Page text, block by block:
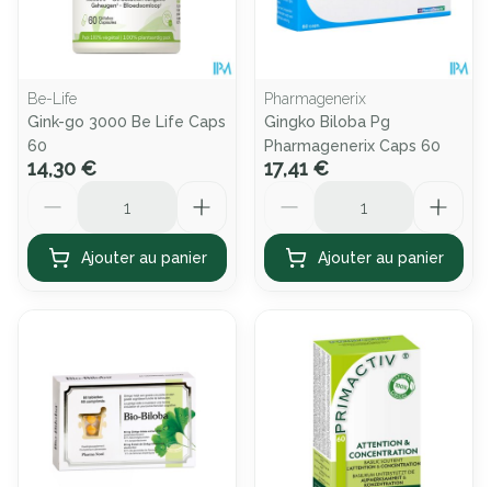
Be-Life
Gink-go 3000 Be Life Caps
60
14,30 €
Ajouter au panier
Pharmagenerix
Gingko Biloba Pg
Pharmagenerix Caps 60
17,41 €
Ajouter au panier